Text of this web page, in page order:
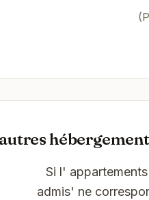
Si l'
admis' ne